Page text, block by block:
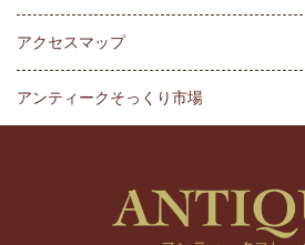
アクセスマップ
アンティークそっくり市場